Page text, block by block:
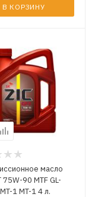
В КОРЗИНУ
масло
75W-90 MTF GL-
1 MT-1 4 л.